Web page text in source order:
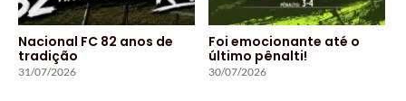
Nacional FC 82 anos de
tradição
31/07/2026
Foi emocionante até o
último pênalti!
30/07/2026